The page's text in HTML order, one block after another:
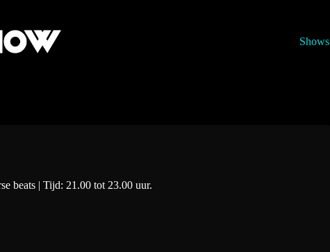
Shows
beats | Tijd: 21.00 tot 23.00 uur.